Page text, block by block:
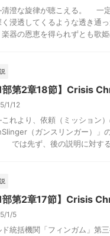
な旋律が聴こえる。 一定
く浸透してくるような透き通
楽器の恩恵を得られずとも歌
1部第2章18節】Crisis
1/12
より、依頼（ミッション
（ガンスリンガー）」
では先ず、後の説明に対す
1部第2章17節】Crisis
1/5
統括機関「フィンガム」